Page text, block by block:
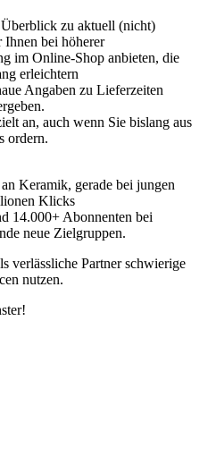
Überblick zu aktuell (nicht)
Ihnen bei höherer
im Online-Shop anbieten, die
erleichtern
Angaben zu Lieferzeiten
an, auch wenn Sie bislang aus
ordern.
Keramik, gerade bei jungen
Klicks
14.000+ Abonnenten bei
neue Zielgruppen.
verlässliche Partner schwierige
nutzen.